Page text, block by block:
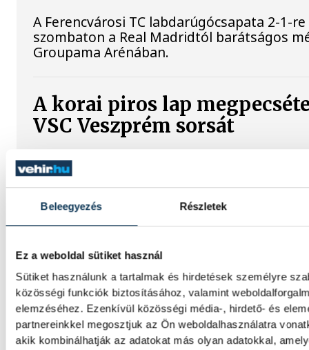
Beleegyezés Részletek
Ez a weboldal sütiket használ
Sütiket használunk a tartalmak és hirdetések személyre
közösségi funkciók biztosításához, valamint
elemzéséhez. Ezenkívül közösségi média-, hirdető- és
partnereinkkel megosztjuk az Ön weboldalhasználatra
akik kombinálhatják az adatokat más olyan adatokkal,
A Ferencvárosi TC labdarúgócsapata 2-1-
szombaton a Real Madridtól barátságos
Groupama Arénában.
A korai piros lap
VSC Veszprém sorsát
A veszprémi labdarúgócsapat 6–0-ra
bajnokesélyes Dorog vendégeként az NB
északnyugati csoportjának 3.
a 2. perctől emberhátrányban játszottak.
A Real Madrid képviselői
megkoszorúzták Puskás
sírját
Roberto Carlos és José Ángel Sánchez a